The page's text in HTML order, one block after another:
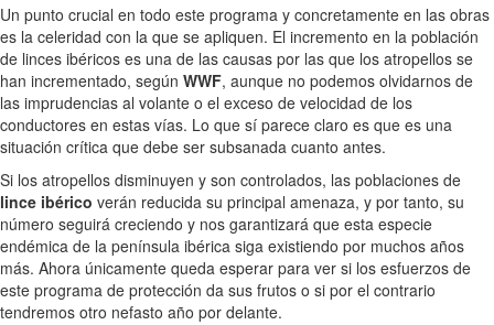
Un punto crucial en todo este programa y concretamente en las obras
es la celeridad con la que se apliquen. El incremento en la población
de linces ibéricos es una de las causas por las que los atropellos se
han incrementado, según WWF, aunque no podemos olvidarnos de
las imprudencias al volante o el exceso de velocidad de los
conductores en estas vías. Lo que sí parece claro es que es una
situación crítica que debe ser subsanada cuanto antes.
Si los atropellos disminuyen y son controlados, las poblaciones de
lince ibérico verán reducida su principal amenaza, y por tanto, su
número seguirá creciendo y nos garantizará que esta especie
endémica de la península ibérica siga existiendo por muchos años
más. Ahora únicamente queda esperar para ver si los esfuerzos de
este programa de protección da sus frutos o si por el contrario
tendremos otro nefasto año por delante.